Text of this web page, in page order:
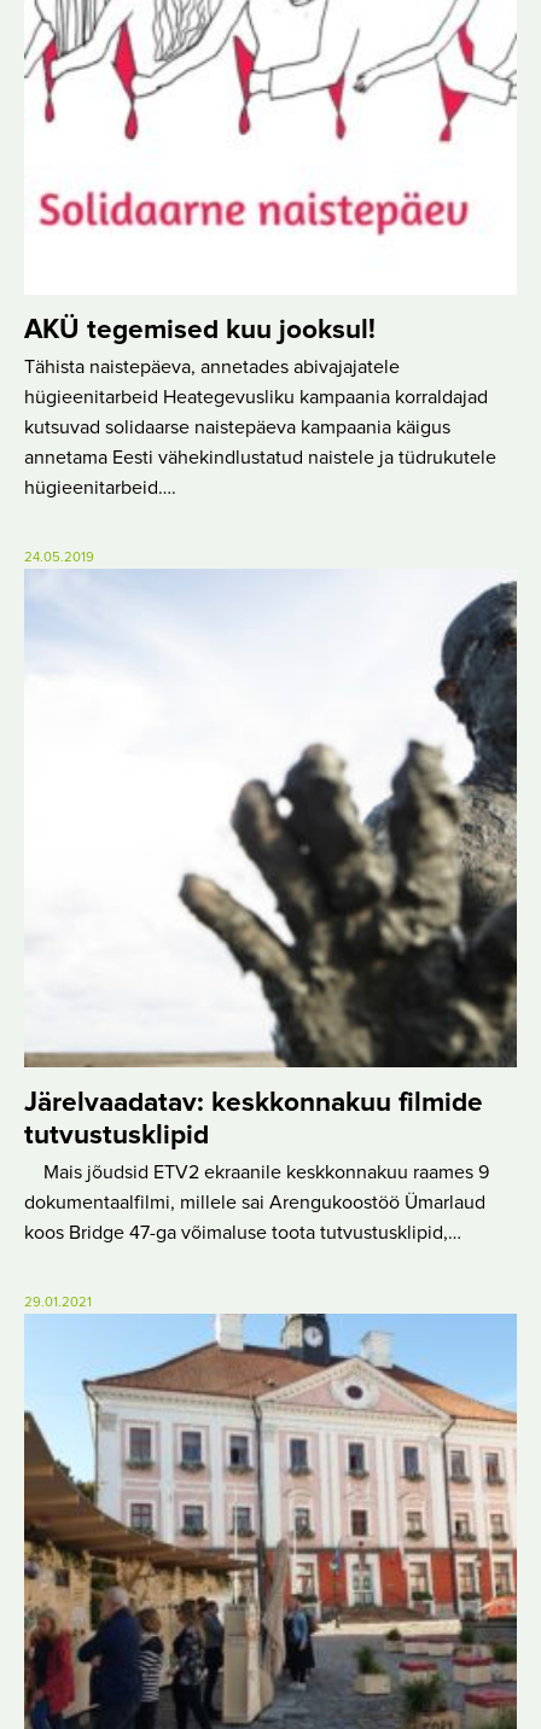
AKÜ tegemised kuu jooksul!
Tähista naistepäeva, annetades abivajajatele
hügieenitarbeid Heategevusliku kampaania korraldajad
kutsuvad solidaarse naistepäeva kampaania käigus
annetama Eesti vähekindlustatud naistele ja tüdrukutele
hügieenitarbeid….
24.05.2019
Järelvaadatav: keskkonnakuu filmide
tutvustusklipid
Mais jõudsid ETV2 ekraanile keskkonnakuu raames 9
dokumentaalfilmi, millele sai Arengukoostöö Ümarlaud
koos Bridge 47-ga võimaluse toota tutvustusklipid,…
29.01.2021